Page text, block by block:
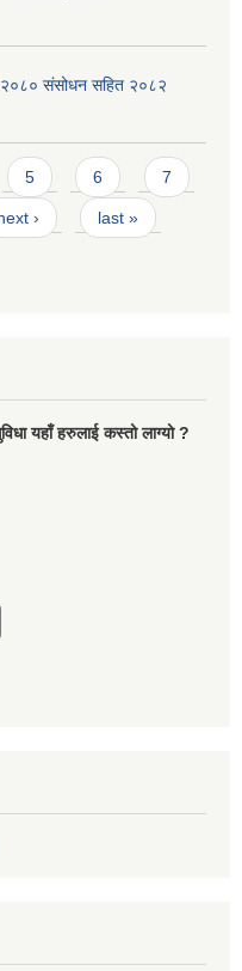
२०८० संसोधन सहित २०८२
5 6 7
› last »
यहाँ हरुलाई कस्तो लाग्यो ?